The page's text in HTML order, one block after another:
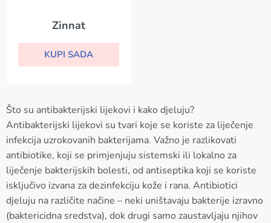
Zinnat
KUPI SADA
Što su antibakterijski lijekovi i kako djeluju?
Antibakterijski lijekovi su tvari koje se koriste za liječenje
infekcija uzrokovanih bakterijama. Važno je razlikovati
antibiotike, koji se primjenjuju sistemski ili lokalno za
liječenje bakterijskih bolesti, od antiseptika koji se koriste
isključivo izvana za dezinfekciju kože i rana. Antibiotici
djeluju na različite načine – neki uništavaju bakterije izravno
(baktericidna sredstva), dok drugi samo zaustavljaju njihov